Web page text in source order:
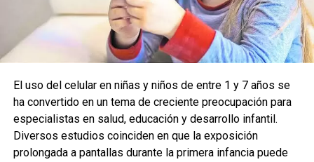
El uso del celular en niñas y niños de entre 1 y 7 años se
ha convertido en un tema de creciente preocupación para
especialistas en salud, educación y desarrollo infantil.
Diversos estudios coinciden en que la exposición
prolongada a pantallas durante la primera infancia puede